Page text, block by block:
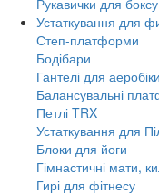
Устаткування для
Степ-платформи
Бодібари
Гантелі для аеробіки
Балансувальні
Петлі TRX
Устаткування для
Блоки для йоги
Гімнастичні мати,
Гирі для фітнесу